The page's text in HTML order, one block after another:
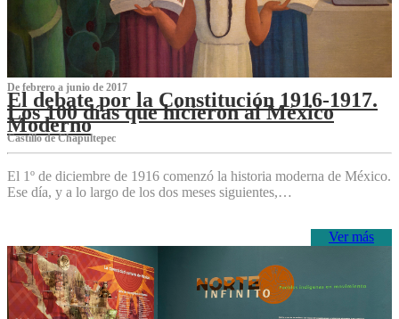
De febrero a junio de 2017
El debate por la Constitución 1916-1917.
Los 100 días que hicieron al México
Moderno
Castillo de Chapultepec
El 1º de diciembre de 1916 comenzó la historia moderna de México.
Ese día, y a lo largo de los dos meses siguientes,…
Ver más